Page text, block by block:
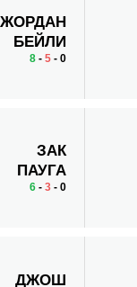
БЕЙЛИ
8- 5- 0
ЗАК
ПАУГА
6- 3- 0
ДЖОШ